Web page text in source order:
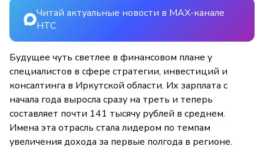
Читай актуальные новости в MAX-канале
НТС
Будущее чуть светлее в финансовом плане у
специалистов в сфере стратегии, инвестиций и
консалтинга в Иркутской области. Их зарплата с
начала года выросла сразу на треть и теперь
составляет почти 141 тысячу рублей в среднем.
Имена эта отрасль стала лидером по темпам
увеличения дохода за первые полгода в регионе.